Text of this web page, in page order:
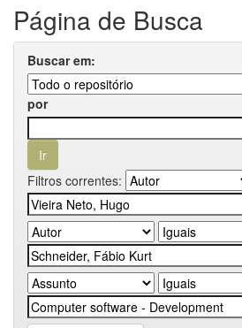
Página de Busca
Buscar em:
por
Filtros correntes: